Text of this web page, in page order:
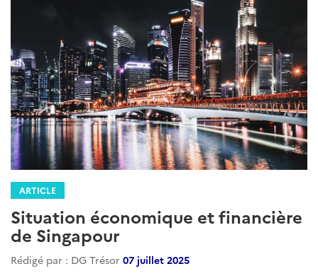
ARTICLE
Situation économique et financière
de Singapour
Rédigé par : DG Trésor 07 juillet 2025